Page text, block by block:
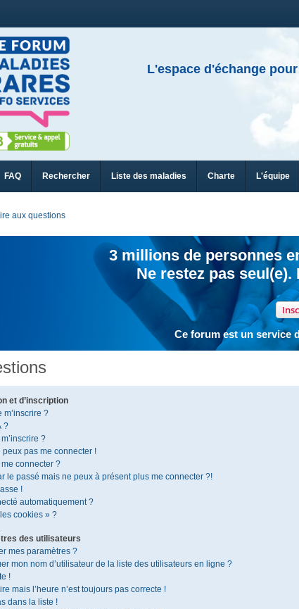
L'espace d'échange
FAQ Rechercher Liste des maladies Charte L'équipe
aux questions
3 millions de personnes
Ne restez pas
Ce forum est un service
et d’inscription
m’inscrire ?
?
?
pas me connecter !
connecter ?
le passé mais ne peux à présent plus me connecter ?!
!
automatiquement ?
cookies » ?
des utilisateurs
mes paramètres ?
mon nom d’utilisateur de la liste des utilisateurs en ligne ?
!
mais l’heure n’est toujours pas correcte !
dans la liste !